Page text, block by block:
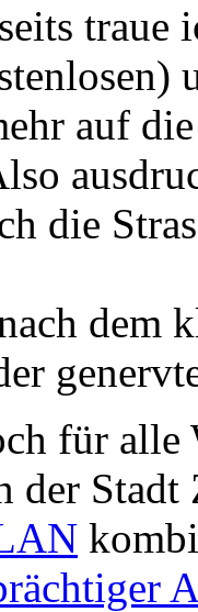
traue
auf
die
dem
für
Stadt